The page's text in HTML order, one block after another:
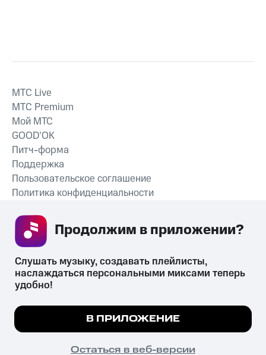
СКАЧАТЬ ПРИЛОЖЕНИЕ
MTС Live
MTС Premium
Мой МТС
GOOD’OK
Питч-форма
Поддержка
Пользовательское соглашение
Политика конфиденциальности
психотропных веществ, их аналогов причиняет вред здоровью,
их незаконный оборот запрещён и влечёт установленную
законодательством ответственность.
© 2026 ООО «КИОН».
Мы используем куки, чтобы на сайте все
Подробнее
ПОНЯТНО
Слушать музыку, создавать плейлисты,
наслаждаться персональными миксами теперь
удобно!
В ПРИЛОЖЕНИЕ
Остаться в веб-версии